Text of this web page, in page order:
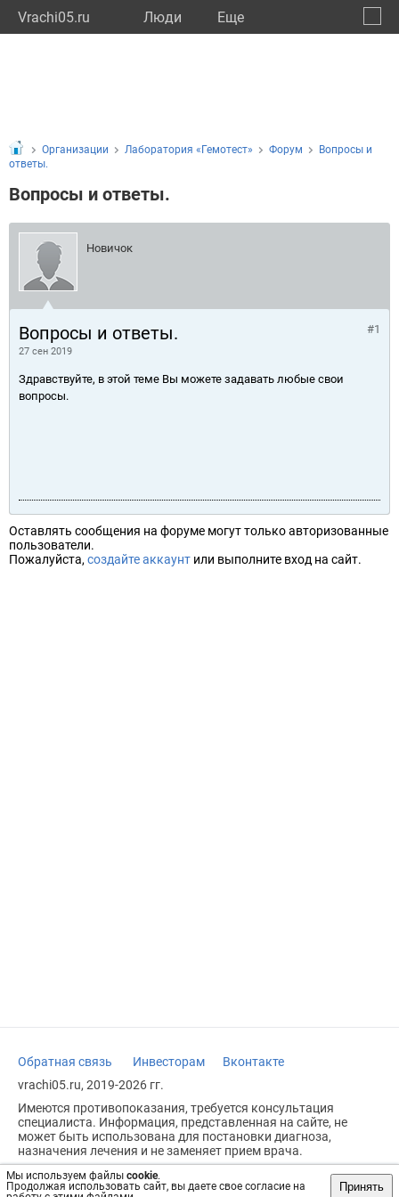
Vrachi05.ru Люди Eще
Мы используем файлы cookie.
Продолжая использовать сайт, вы даете свое согласие на
Принять
Организации Лаборатория «Гемотест» Форум
Вопросы и
ответы.
Вопросы и ответы.
Новичок
Вопросы и ответы.
27 сен 2019
#1
Здравствуйте, в этой теме Вы можете задавать любые свои
вопросы.
Оставлять сообщения на форуме могут только авторизованные
пользователи.
Пожалуйста, создайте аккаунт или выполните вход на сайт.
Обратная связь Инвесторам
Вконтакте
vrachi05.ru, 2019-2026 гг.
Имеются противопоказания, требуется консультация
специалиста. Информация, представленная на сайте, не
может быть использована для постановки диагноза,
назначения лечения и не заменяет прием врача.
Возрастное ограничение: 18+